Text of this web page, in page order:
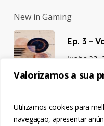
Valorizamos a sua
Utilizamos cookies para
navegação, apresentar
New in Gaming
Ep. 3 –
Junho 22,
Junho 22,